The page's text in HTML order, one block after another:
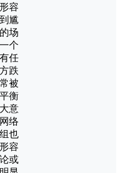
容
尴
场
个
任
跌
被
衡
意
络
也
容
或